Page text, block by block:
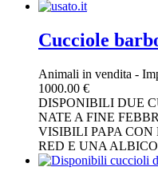
Cucciole
Animali in vendita -
1000.00 €
DISPONIBILI DUE
NATE A FINE
VISIBILI PAPA CON
RED E UNA